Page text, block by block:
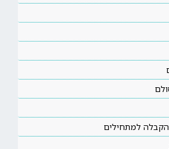
למתחילים